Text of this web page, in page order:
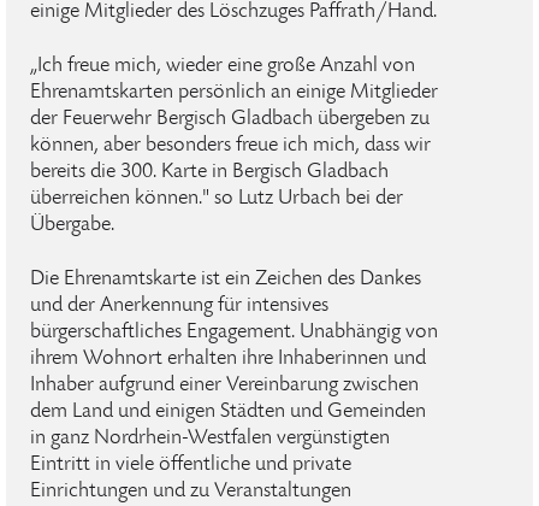
einige Mitglieder des Löschzuges Paffrath/Hand.
„Ich freue mich, wieder eine große Anzahl von
Ehrenamtskarten persönlich an einige Mitglieder
der Feuerwehr Bergisch Gladbach übergeben zu
können, aber besonders freue ich mich, dass wir
bereits die 300. Karte in Bergisch Gladbach
überreichen können." so Lutz Urbach bei der
Übergabe.
Die Ehrenamtskarte ist ein Zeichen des Dankes
und der Anerkennung für intensives
bürgerschaftliches Engagement. Unabhängig von
ihrem Wohnort erhalten ihre Inhaberinnen und
Inhaber aufgrund einer Vereinbarung zwischen
dem Land und einigen Städten und Gemeinden
in ganz Nordrhein-Westfalen vergünstigten
Eintritt in viele öffentliche und private
Einrichtungen und zu Veranstaltungen